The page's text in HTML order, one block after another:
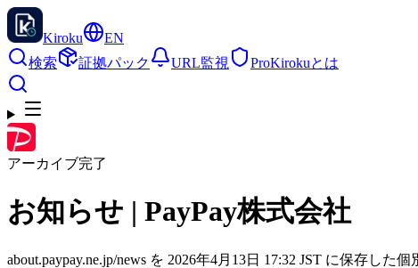
Kiroku
EN
検索
証拠パック URL監視 ProKirokuとは
アーカイブ完了
お知らせ | PayPay株式会社
about.paypay.ne.jp/news を 2026年4月13日 17:32 JST に保存した